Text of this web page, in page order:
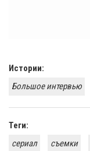
Истории:
Большое интервью
Теги:
сериал
съемки